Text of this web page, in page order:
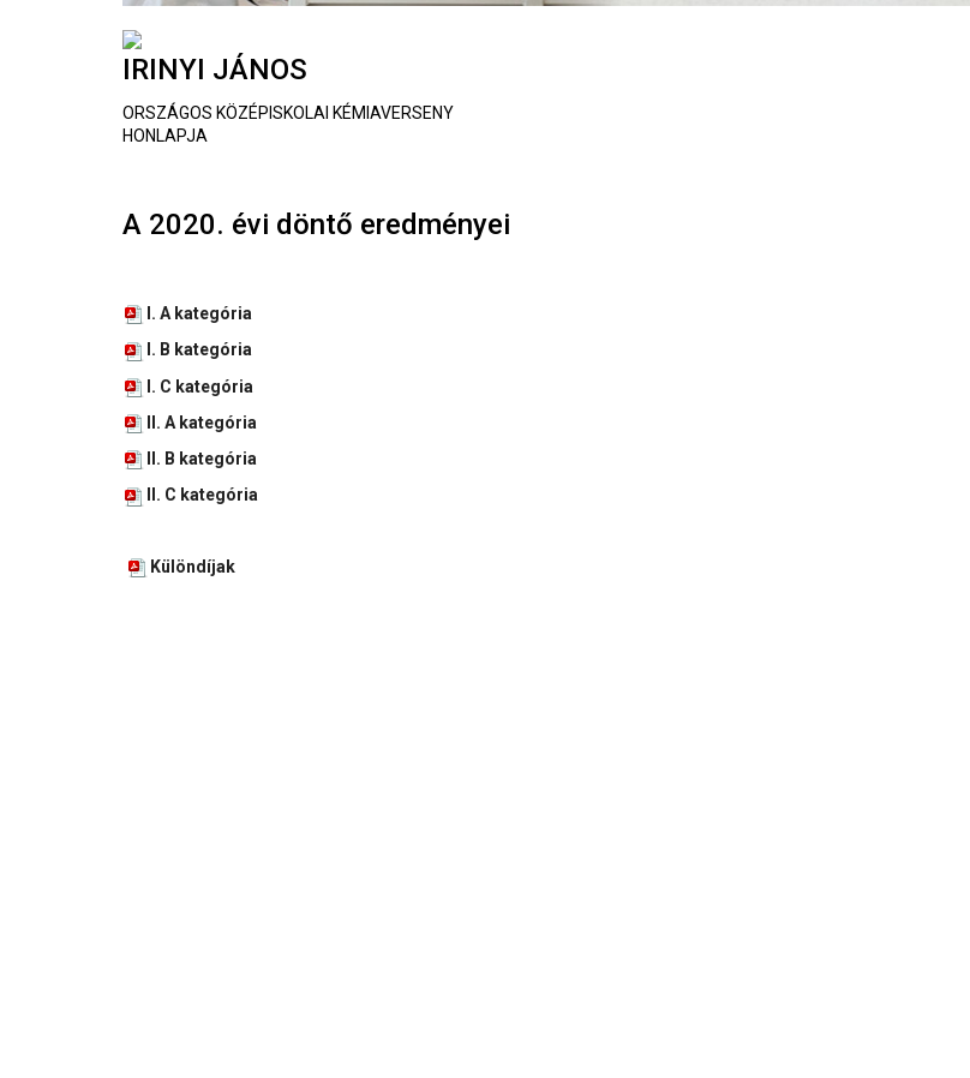
IRINYI JÁNOS
ORSZÁGOS KÖZÉPISKOLAI KÉMIAVERSENY
HONLAPJA
A 2020. évi döntő eredményei
I. A kategória
I. B kategória
I. C kategória
II. A kategória
II. B kategória
II. C kategória
Különdíjak